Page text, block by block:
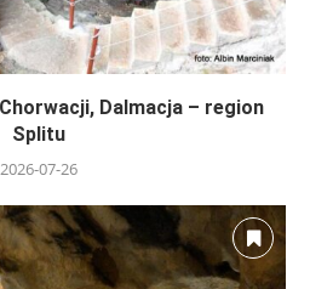
Dalmacja – region
Splitu
2026-07-26